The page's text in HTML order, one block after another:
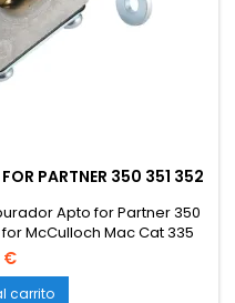
PARTNER 350 351 352
Apto for Partner 350
for McCulloch Mac Cat 335
PN 530071621
€
carrito